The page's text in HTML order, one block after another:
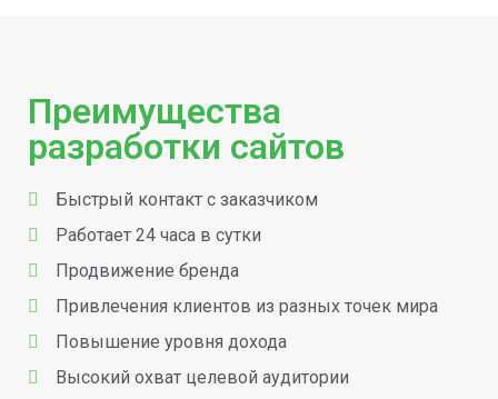
Преимущества
разработки сайтов
Быстрый контакт с заказчиком
Работает 24 часа в сутки
Продвижение бренда
Привлечения клиентов из разных точек мира
Повышение уровня дохода
Высокий охват целевой аудитории